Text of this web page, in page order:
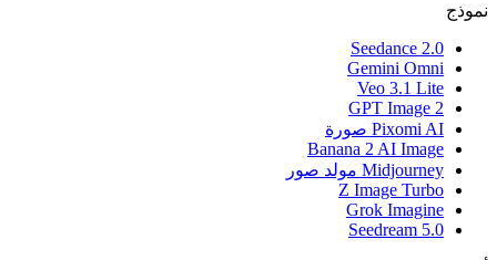
نموذج
Seedance 2.0
Gemini Omni
Veo 3.1 Lite
GPT Image 2
Pixomi AI صورة
Banana 2 AI Image
Midjourney مولد صور
Z Image Turbo
Grok Imagine
Seedream 5.0